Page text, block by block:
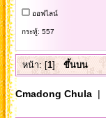
ออฟไลน์
กระทู้: 557
หน้า: [1] ขึ้นบน
Cmadong Chula|